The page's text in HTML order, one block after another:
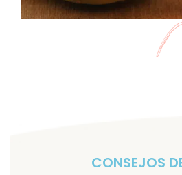
CONSEJOS